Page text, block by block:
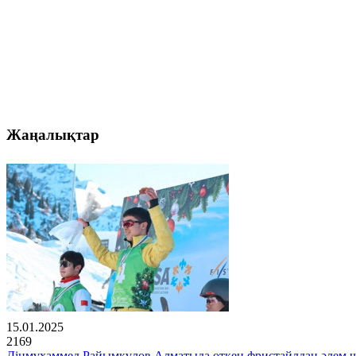
Жаңалықтар
15.01.2025
2169